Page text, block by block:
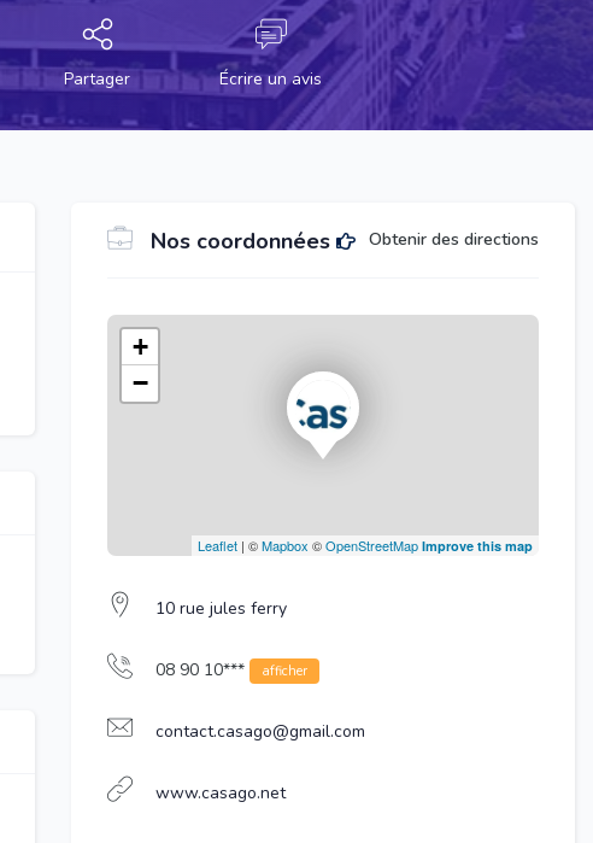
Partager Écrire un avis
Nos coordonnées Obtenir des directions
+
−
Leaflet| ©Mapbox ©OpenStreetMap Improve this map
10 rue jules ferry
08 90 10*** afficher
contact.casago@gmail.com
www.casago.net